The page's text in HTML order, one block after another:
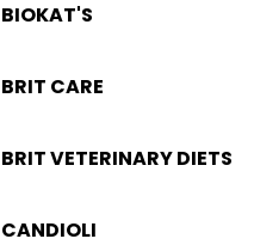
BIOKAT'S
BRIT CARE
BRIT VETERINARY DIETS
CANDIOLI